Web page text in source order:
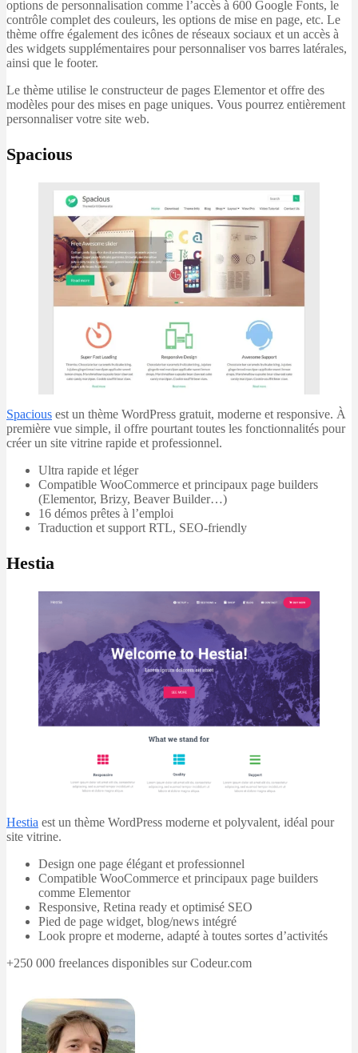
options de personnalisation comme l’accès à 600 Google Fonts, le
contrôle complet des couleurs, les options de mise en page, etc. Le
thème offre également des icônes de réseaux sociaux et un accès à
des widgets supplémentaires pour personnaliser vos barres latérales,
ainsi que le footer.
Le thème utilise le constructeur de pages Elementor et offre des
modèles pour des mises en page uniques. Vous pourrez entièrement
personnaliser votre site web.
Spacious
Spacious est un thème WordPress gratuit, moderne et responsive. À
première vue simple, il offre pourtant toutes les fonctionnalités pour
créer un site vitrine rapide et professionnel.
Ultra rapide et léger
Compatible WooCommerce et principaux page builders
(Elementor, Brizy, Beaver Builder…)
16 démos prêtes à l’emploi
Traduction et support RTL, SEO-friendly
Hestia
Hestia est un thème WordPress moderne et polyvalent, idéal pour
site vitrine.
Design one page élégant et professionnel
Compatible WooCommerce et principaux page builders
comme Elementor
Responsive, Retina ready et optimisé SEO
Pied de page widget, blog/news intégré
Look propre et moderne, adapté à toutes sortes d’activités
+250 000 freelances disponibles sur Codeur.com